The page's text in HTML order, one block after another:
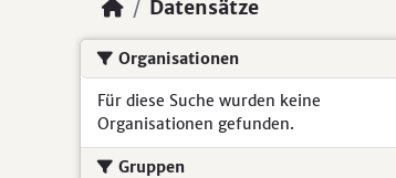
Datensätze
Organisationen
Für diese Suche wurden keine
Organisationen gefunden.
Gruppen